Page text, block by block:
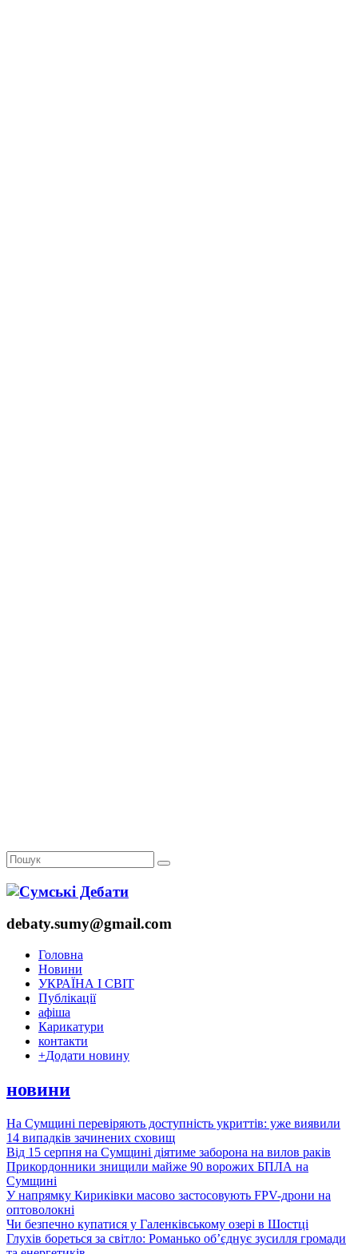
debaty.sumy@gmail.com
Головна
Новини
УКРАЇНА І СВІТ
Публікації
афіша
Карикатури
контакти
+Додати новину
новини
На Сумщині перевіряють доступність укриттів: уже виявили
14 випадків зачинених сховищ
Від 15 серпня на Сумщині діятиме заборона на вилов раків
Прикордонники знищили майже 90 ворожих БПЛА на
Сумщині
У напрямку Кириківки масово застосовують FPV-дрони на
оптоволокні
Чи безпечно купатися у Галенківському озері в Шостці
Глухів бореться за світло: Романько об’єднує зусилля громади